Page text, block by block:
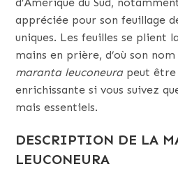
appréciée pour son feuillage
uniques. Les feuilles se plient
mains en prière, d’où son
maranta leuconeurapeut être
enrichissante si vous suivez
mais essentiels.
DESCRIPTION DE LA
LEUCONEURA